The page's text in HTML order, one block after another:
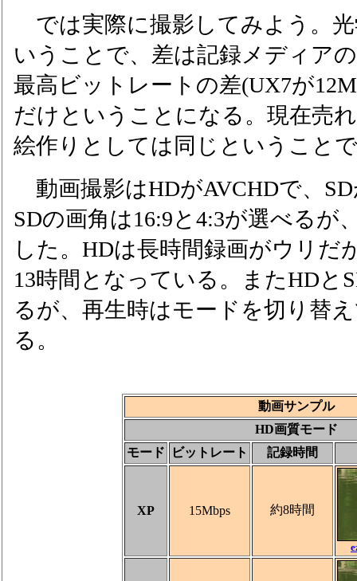
では実際に撮影してみよう。
いうことで、差は記録メディア
最高ビットレートの差(UX7が
だけということになる。現在売
絵作りとしては同じということ
動画撮影はHDがAVCHDで、SD
SDの画角は16:9と4:3が選べるが
した。HDは長時間録画がウリだ
13時間となっている。またHDと
るが、再生時はモードを切り替
る。
動画サンプル
HD画質モード
モード
ビットレート 記録時間
XP 15Mbps 約8時間